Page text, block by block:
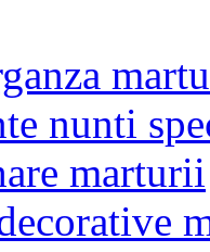
nunti
marturii